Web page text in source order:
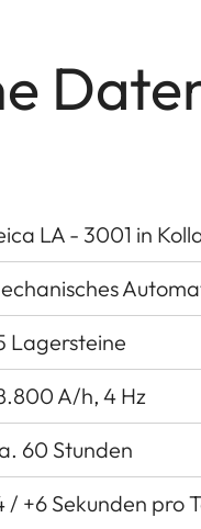
LA - 3001 in
Lagersteine
A/h, 4 Hz
60 Stunden
/ +6 Sekunden pro